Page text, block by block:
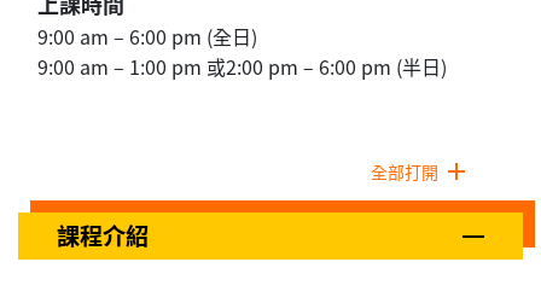
9:00 am – 6:00 pm (全日)
9:00 am – 1:00 pm 或2:00 pm – 6:00 pm (半日)
全部打開
課程介紹